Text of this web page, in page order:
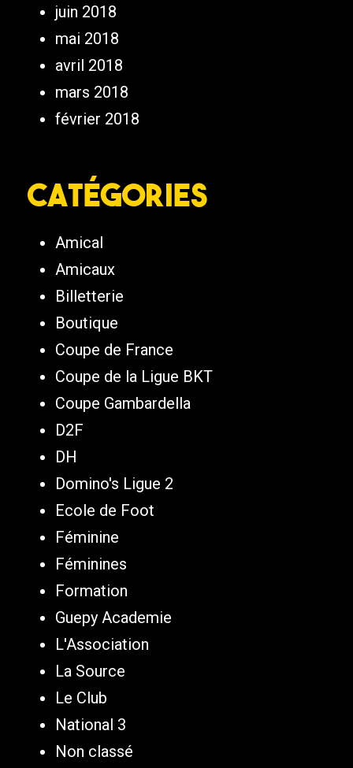
juin 2018
mai 2018
avril 2018
mars 2018
février 2018
Catégories
Amical
Amicaux
Billetterie
Boutique
Coupe de France
Coupe de la Ligue BKT
Coupe Gambardella
D2F
DH
Domino's Ligue 2
Ecole de Foot
Féminine
Féminines
Formation
Guepy Academie
L'Association
La Source
Le Club
National 3
Non classé